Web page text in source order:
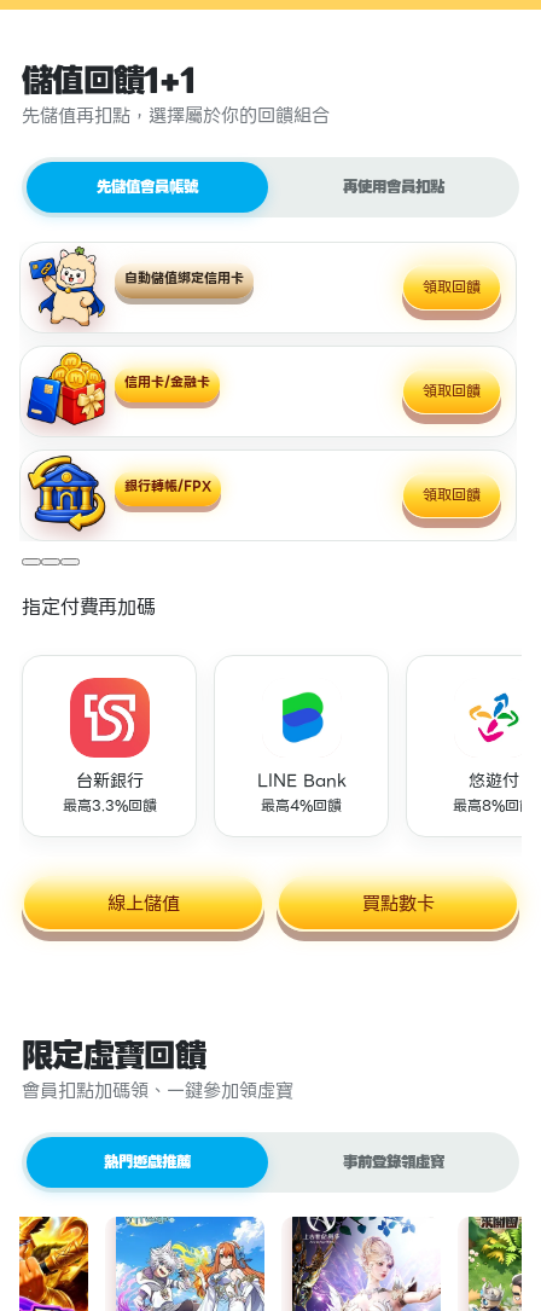
儲值回饋1+1
先儲值再扣點，選擇屬於你的回饋組合
先儲值會員帳號 再使用會員扣點
自動儲值綁定信用卡 領取回饋
信用卡/金融卡 領取回饋
銀行轉帳/FPX 領取回饋
指定付費再加碼
台新銀行
最高3.3%回饋
LINE Bank
最高4%回饋
悠遊付
最高8%回饋
線上儲值 買點數卡
限定虛寶回饋
會員扣點加碼領、一鍵參加領虛寶
熱門遊戲推薦 事前登錄領虛寶